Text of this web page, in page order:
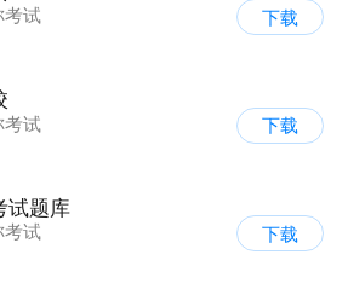
考试
下载
考试
下载
试题库
考试
下载